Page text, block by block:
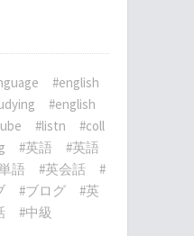
#english
#english
#listn
#coll
#英語
#英語
語 #英会話
#
#ブログ
#英
#中級